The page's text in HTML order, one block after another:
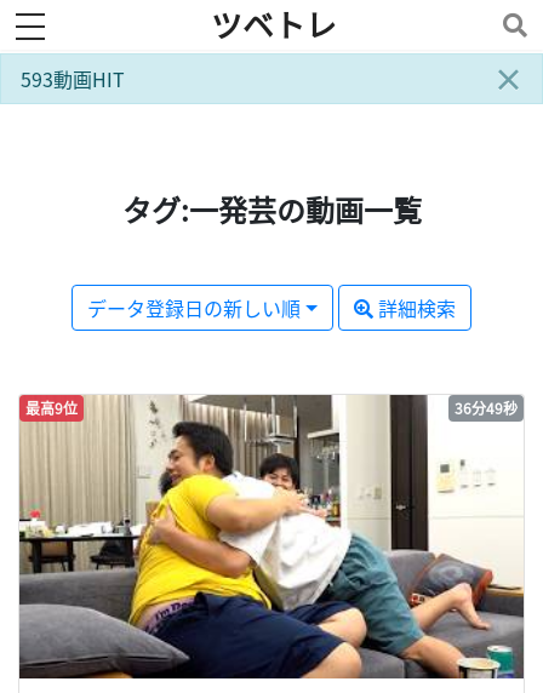
toggle navigation ツベトレ
×
593動画HIT
タグ:一発芸の動画一覧
データ登録日の新しい順 詳細検索
最高9位 36分49秒